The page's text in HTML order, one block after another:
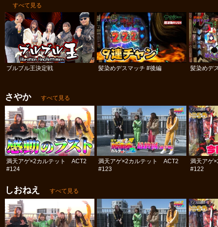
すべて見る
ブルブル王決定戦 髪染めデスマッチ #後編 髪染めデ
さやか すべて見る
満天アゲ×2カルテット ACT2
#124
満天アゲ×2カルテット ACT2
#123
満天アゲ
#122
しおねえ すべて見る